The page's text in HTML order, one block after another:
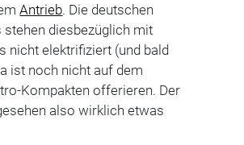
Antrieb. Die deutschen
stehen diesbezüglich mit
nicht elektrifiziert (und bald
ist noch nicht auf dem
Kompakten offerieren. Der
also wirklich etwas